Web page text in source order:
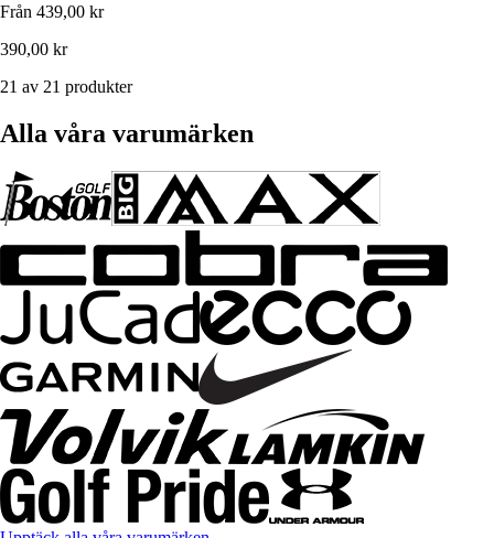
Från 439,00 kr
390,00 kr
21 av 21 produkter
Alla våra varumärken